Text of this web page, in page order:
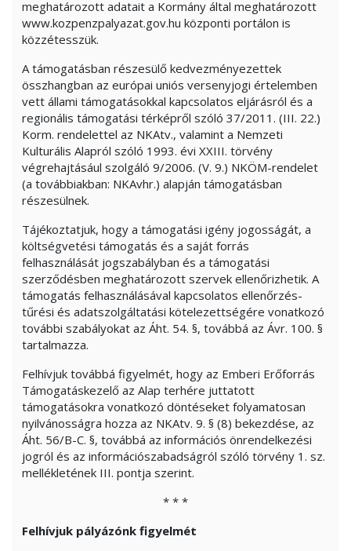
meghatározott adatait a Kormány által meghatározott
www.kozpenzpalyazat.gov.hu központi portálon is
közzétesszük.
A támogatásban részesülő kedvezményezettek
összhangban az európai uniós versenyjogi értelemben
vett állami támogatásokkal kapcsolatos eljárásról és a
regionális támogatási térképről szóló 37/2011. (III. 22.)
Korm. rendelettel az NKAtv., valamint a Nemzeti
Kulturális Alapról szóló 1993. évi XXIII. törvény
végrehajtásául szolgáló 9/2006. (V. 9.) NKÖM-rendelet
(a továbbiakban: NKAvhr.) alapján támogatásban
részesülnek.
Tájékoztatjuk, hogy a támogatási igény jogosságát, a
költségvetési támogatás és a saját forrás
felhasználását jogszabályban és a támogatási
szerződésben meghatározott szervek ellenőrizhetik. A
támogatás felhasználásával kapcsolatos ellenőrzés-
tűrési és adatszolgáltatási kötelezettségére vonatkozó
további szabályokat az Áht. 54. §, továbbá az Ávr. 100. §
tartalmazza.
Felhívjuk továbbá figyelmét, hogy az Emberi Erőforrás
Támogatáskezelő az Alap terhére juttatott
támogatásokra vonatkozó döntéseket folyamatosan
nyilvánosságra hozza az NKAtv. 9. § (8) bekezdése, az
Áht. 56/B-C. §, továbbá az információs önrendelkezési
jogról és az információszabadságról szóló törvény 1. sz.
mellékletének III. pontja szerint.
* * *
Felhívjuk pályázónk figyelmét